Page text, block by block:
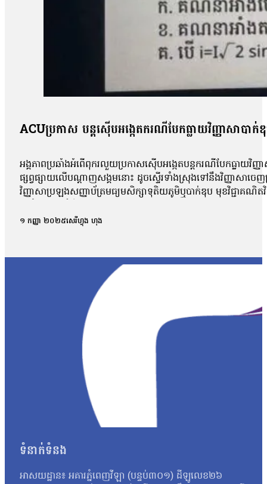
ACUប្រកាស បន្តស៊ើបអង្កេតករណីបែកធ្លាយវិញ្ញាសាបាក់
អង្គភាពប្រឆាំងអំពើពុករលួយប្រកាសស៊ើបអង្កេតបន្តករណីបែកធ្លាយវិ
ផ្សព្វផ្សាយលើបណ្ដាញសង្គមនោះ ដូចស្ទើរទាំងស្រុងទៅនឹងវិញ្ញាសាច
វិញ្ញាសាប្រឡងសញ្ញាប័ត្រមធ្យមសិក្សាទុតិយភូមិឬបាក់ឌុប មុខវិជ្ជាគណិត
ពេល នៅក្នុងគ្រុបតេឡេក្រាម ដែលបានបែកធ្លាយ។ តាមរយៈលិខិតចុះថ្
បង្ហោះព័ត៌មានដែលនិយាយថា ការបែកធ្លាយនូវវិញ្ញាសាគណិតវិទ្យា គឺជ
ក្របណ្ដាញសង្គមទាំងអស់ដើម្បីអាចប្រមូលភ័ស្តុតាងបានគ្រប់ជ្រុងជ្រ
វិញ្ញាសាដែលបានចេញប្រឡងពិតមែន ក៏ប៉ុន្តែគ្មានការបញ្ជាក់ណាមួយថ
ឃើញថា មានវិញ្ញាសាមួយចំនួនដែលបង្ហោះនៅលើបណ្ដាញសង្គមនោះគឺ
មកដល់ពេលនេះយើងនឹងព្យាយាមស្រាវជ្រាវបន្ថែមទៀត។ យើងក៏រង់
បែកធ្លាយវិញ្ញាសាប្រឡងនេះ មានលទ្ធភាពអាចកើតឡើងបានក្
កាលដែលអាចមានការបែកធ្លាយ យើងអាចគិតថា ក្នុងដំណាក់កាលនៃ
ក្រោយពេលប្រឡងតែម្ដង អ៊ីចឹងហើយបានជានៅក្នុងរបាយការណ៍យើង
របស់ អ.ប.ព.»។ ក៏ប៉ុន្តែលោក សយ ច័ន្ទវិចិត្រ អះអាងថារូបថតវិញ្ញ
វិច្ឆិកា អ្នកនាំពាក្យក្រសួងអប់រំ យុវជន និងកីឡា បានប្រាប់ថាក្រសួងអប់
នោះទេ។ អ្នកស្រីថា៖ «អ្វីដែលយើងរកឃើញបឋមហ្នឹងគឺមានន័យថា
បន្ថែមទៀតតាមរយៈធនធានដែលមាន ប៉ុន្តែរហូតមកដល់ពេលនេះមិនទ
នេះនឹងត្រូវទទួលទោសទណ្ឌទៅតាមវិធានដែលបានចែង។ ជុំវិញករណីន
ប្រឡងដែលបានខិតខំរៀនសូត្រអាចបាក់ទឹកចិត្ត។ តែយ៉ាងណា លោកសំណូ
ហើយហ្នឹង ខ្ញុំថាទោះយ៉ាងណាយើងត្រូវតែមានមទោនភាពចំពោះអ្វីដែល
ហើយបើថាឯកសារនោះមានការបែកធ្លាយមែន នោះក្រសួងគួរតែគិតថា
កម្ពុជាឯករាជ្យ អ្នកស្រី អ៊ុក ឆាយ៉ាវី ស្នើដល់ក្រសួងអប់រំ យុវជន និងកី
១ កញ្ញា ២០២៥សេរីហ្វុង ហុង
ទំនាក់ទំនង
អាសយដ្ឋាន៖ អគារភ្នំពេញវីឡា (បន្ទប់៣០១) ដីឡូលេខ២៦